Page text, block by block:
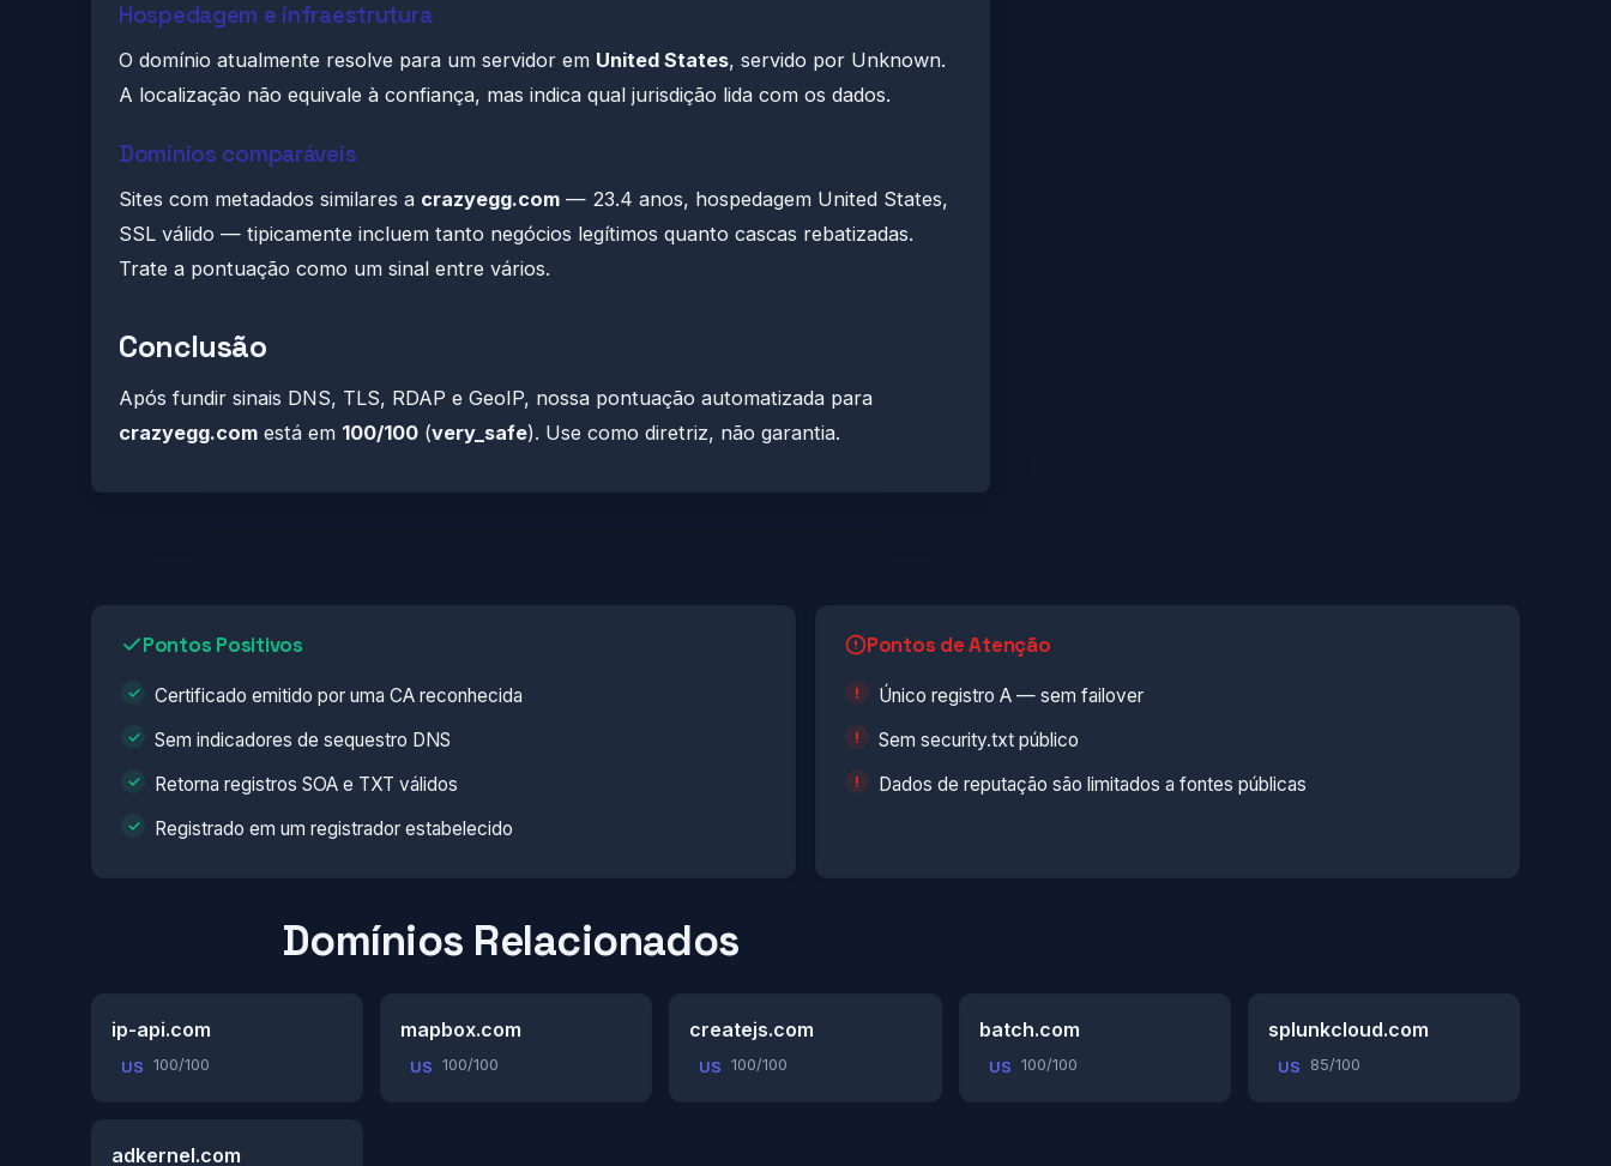
Hospedagem e infraestrutura
O domínio atualmente resolve para um servidor em United States, servido por Unknown.
A localização não equivale à confiança, mas indica qual jurisdição lida com os dados.
Domínios comparáveis
Sites com metadados similares a crazyegg.com — 23.4 anos, hospedagem United States,
SSL válido — tipicamente incluem tanto negócios legítimos quanto cascas rebatizadas.
Trate a pontuação como um sinal entre vários.
Conclusão
Após fundir sinais DNS, TLS, RDAP e GeoIP, nossa pontuação automatizada para
crazyegg.com está em 100/100 (very_safe). Use como diretriz, não garantia.
Pontos Positivos
Certificado emitido por uma CA reconhecida
Sem indicadores de sequestro DNS
Retorna registros SOA e TXT válidos
Registrado em um registrador estabelecido
Pontos de Atenção
Único registro A — sem failover
Sem security.txt público
Dados de reputação são limitados a fontes públicas
Domínios Relacionados
ip-api.com
US 100/100
mapbox.com
US 100/100
createjs.com
US 100/100
batch.com
US 100/100
splunkcloud.com
US 85/100
adkernel.com